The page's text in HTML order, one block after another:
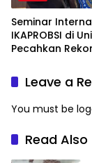
Seminar
IKAPROBSI di
Pecahkan
Leave a
You must be
Read Also